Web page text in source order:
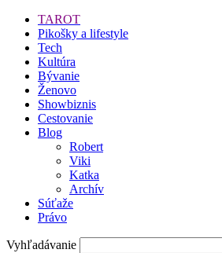
TAROT
Pikošky a lifestyle
Tech
Kultúra
Bývanie
Ženovo
Showbiznis
Cestovanie
Blog
Robert
Viki
Katka
Archív
Súťaže
Právo
Vyhľadávanie